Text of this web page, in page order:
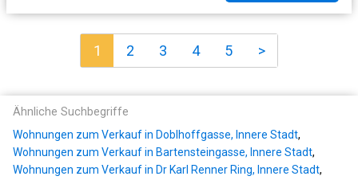
1 2 3 4 5 >
Ähnliche Suchbegriffe
Wohnungen zum Verkauf in Doblhoffgasse, Innere Stadt,
Wohnungen zum Verkauf in Bartensteingasse, Innere Stadt,
Wohnungen zum Verkauf in Dr Karl Renner Ring, Innere Stadt,